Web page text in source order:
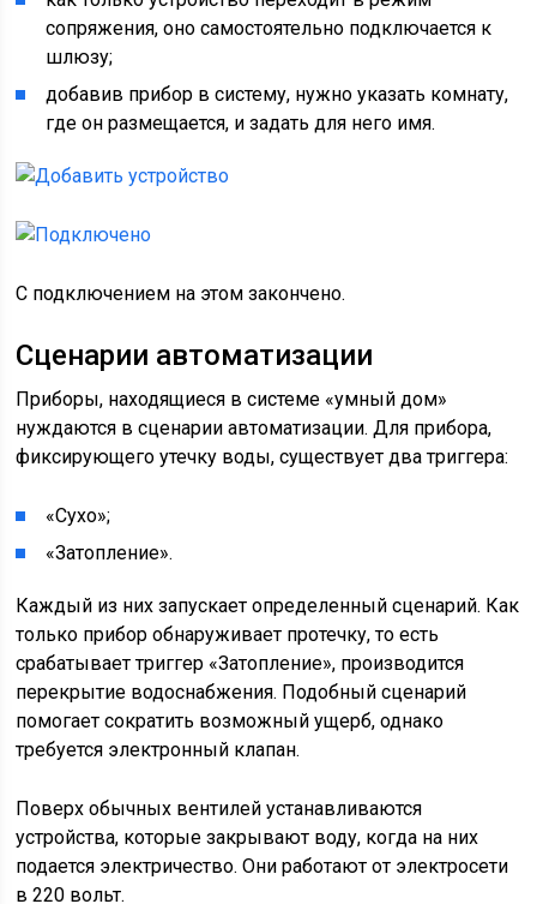
сопряжения, оно самостоятельно подключается к
шлюзу;
добавив прибор в систему, нужно указать комнату,
где он размещается, и задать для него имя.
С подключением на этом закончено.
Сценарии автоматизации
Приборы, находящиеся в системе «умный дом»
нуждаются в сценарии автоматизации. Для прибора,
фиксирующего утечку воды, существует два триггера:
«Сухо»;
«Затопление».
Каждый из них запускает определенный сценарий. Как
только прибор обнаруживает протечку, то есть
срабатывает триггер «Затопление», производится
перекрытие водоснабжения. Подобный сценарий
помогает сократить возможный ущерб, однако
требуется электронный клапан.
Поверх обычных вентилей устанавливаются
устройства, которые закрывают воду, когда на них
подается электричество. Они работают от электросети
в 220 вольт.